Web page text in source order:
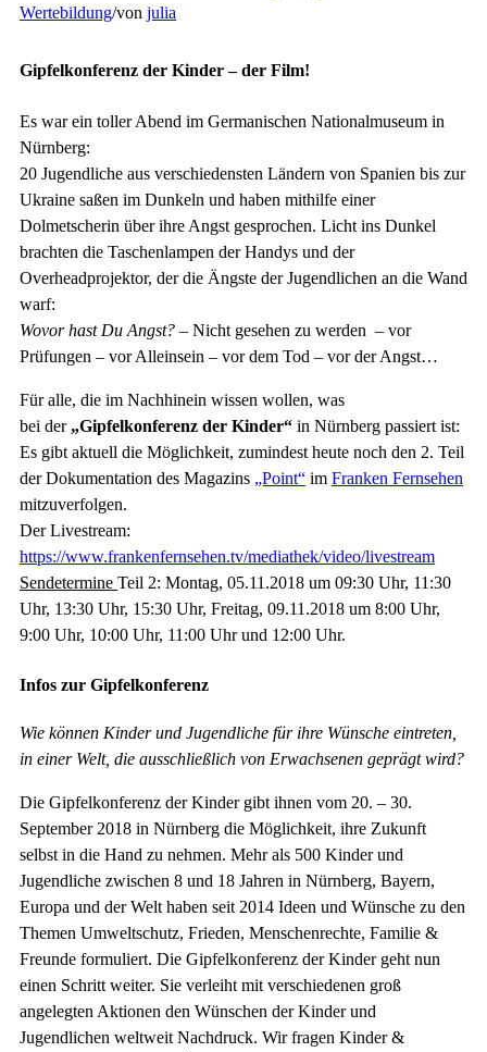
Wertebildung/von julia
Gipfelkonferenz der Kinder – der Film!
Es war ein toller Abend im Germanischen Nationalmuseum in
Nürnberg:
20 Jugendliche aus verschiedensten Ländern von Spanien bis zur
Ukraine saßen im Dunkeln und haben mithilfe einer
Dolmetscherin über ihre Angst gesprochen. Licht ins Dunkel
brachten die Taschenlampen der Handys und der
Overheadprojektor, der die Ängste der Jugendlichen an die Wand
warf:
Wovor hast Du Angst? – Nicht gesehen zu werden – vor
Prüfungen – vor Alleinsein – vor dem Tod – vor der Angst…
Für alle, die im Nachhinein wissen wollen, was
bei der„Gipfelkonferenz der Kinder“ in Nürnberg passiert ist:
Es gibt aktuell die Möglichkeit, zumindest heute noch den 2. Teil
der Dokumentation des Magazins „Point“ im Franken Fernsehen
mitzuverfolgen.
Der Livestream:
https://www.frankenfernsehen.tv/mediathek/video/livestream
Sendetermine Teil 2: Montag, 05.11.2018 um 09:30 Uhr, 11:30
Uhr, 13:30 Uhr, 15:30 Uhr, Freitag, 09.11.2018 um 8:00 Uhr,
9:00 Uhr, 10:00 Uhr, 11:00 Uhr und 12:00 Uhr.
Infos zur Gipfelkonferenz
Wie können Kinder und Jugendliche für ihre Wünsche eintreten,
in einer Welt, die ausschließlich von Erwachsenen geprägt wird?
Die Gipfelkonferenz der Kinder gibt ihnen vom 20. – 30.
September 2018 in Nürnberg die Möglichkeit, ihre Zukunft
selbst in die Hand zu nehmen. Mehr als 500 Kinder und
Jugendliche zwischen 8 und 18 Jahren in Nürnberg, Bayern,
Europa und der Welt haben seit 2014 Ideen und Wünsche zu den
Themen Umweltschutz, Frieden, Menschenrechte, Familie &
Freunde formuliert. Die Gipfelkonferenz der Kinder geht nun
einen Schritt weiter. Sie verleiht mit verschiedenen groß
angelegten Aktionen den Wünschen der Kinder und
Jugendlichen weltweit Nachdruck. Wir fragen Kinder &